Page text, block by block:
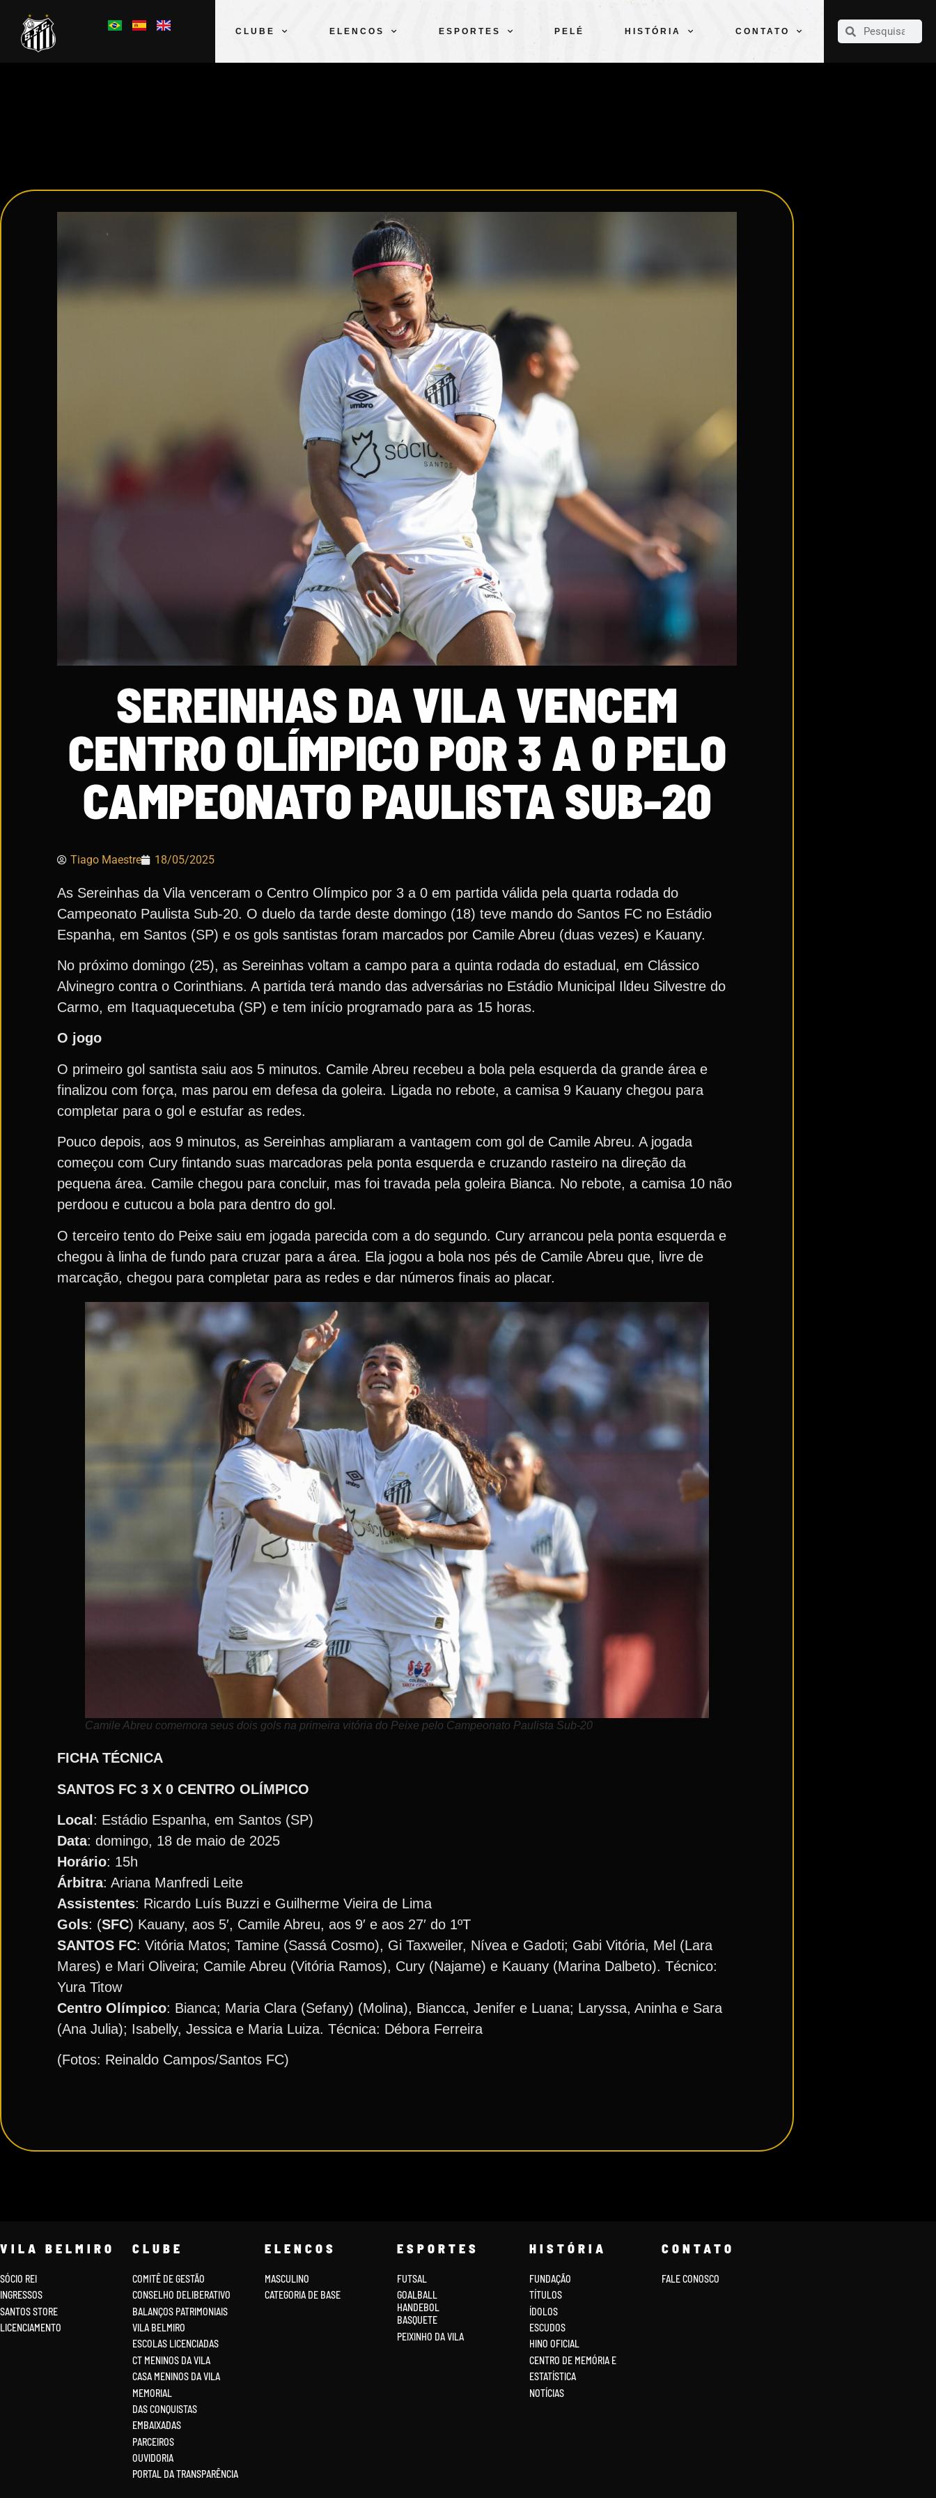
CLUBE ELENCOS ESPORTES PELÉ HISTÓRIA CONTATO
CLUBE
SEREINHAS DA VILA VENCEM
CENTRO OLÍMPICO POR 3 A 0 PELO
CAMPEONATO PAULISTA SUB-20
Tiago Maestre 18/05/2025
As Sereinhas da Vila venceram o Centro Olímpico por 3 a 0 em partida válida pela quarta rodada do
Campeonato Paulista Sub-20. O duelo da tarde deste domingo (18) teve mando do Santos FC no Estádio
Espanha, em Santos (SP) e os gols santistas foram marcados por Camile Abreu (duas vezes) e Kauany.
No próximo domingo (25), as Sereinhas voltam a campo para a quinta rodada do estadual, em Clássico
Alvinegro contra o Corinthians. A partida terá mando das adversárias no Estádio Municipal Ildeu Silvestre do
Carmo, em Itaquaquecetuba (SP) e tem início programado para as 15 horas.
O jogo
O primeiro gol santista saiu aos 5 minutos. Camile Abreu recebeu a bola pela esquerda da grande área e
finalizou com força, mas parou em defesa da goleira. Ligada no rebote, a camisa 9 Kauany chegou para
completar para o gol e estufar as redes.
Pouco depois, aos 9 minutos, as Sereinhas ampliaram a vantagem com gol de Camile Abreu. A jogada
começou com Cury fintando suas marcadoras pela ponta esquerda e cruzando rasteiro na direção da
pequena área. Camile chegou para concluir, mas foi travada pela goleira Bianca. No rebote, a camisa 10 não
perdoou e cutucou a bola para dentro do gol.
O terceiro tento do Peixe saiu em jogada parecida com a do segundo. Cury arrancou pela ponta esquerda e
chegou à linha de fundo para cruzar para a área. Ela jogou a bola nos pés de Camile Abreu que, livre de
marcação, chegou para completar para as redes e dar números finais ao placar.
Camile Abreu comemora seus dois gols na primeira vitória do Peixe pelo Campeonato Paulista Sub-20
FICHA TÉCNICA
SANTOS FC 3 X 0 CENTRO OLÍMPICO
Local : Estádio Espanha, em Santos (SP)
Data: domingo, 18 de maio de 2025
Horário: 15h
Árbitra: Ariana Manfredi Leite
Assistentes: Ricardo Luís Buzzi e Guilherme Vieira de Lima
Gols: (SFC) Kauany, aos 5′, Camile Abreu, aos 9′ e aos 27′ do 1ºT
SANTOS FC: Vitória Matos; Tamine (Sassá Cosmo), Gi Taxweiler, Nívea e Gadoti; Gabi Vitória, Mel (Lara
Mares) e Mari Oliveira; Camile Abreu (Vitória Ramos), Cury (Najame) e Kauany (Marina Dalbeto). Técnico:
Yura Titow
Centro Olímpico: Bianca; Maria Clara (Sefany) (Molina), Biancca, Jenifer e Luana; Laryssa, Aninha e Sara
(Ana Julia); Isabelly, Jessica e Maria Luiza. Técnica: Débora Ferreira
(Fotos: Reinaldo Campos/Santos FC)
VILA BELMIRO
SÓCIO REI
INGRESSOS
SANTOS STORE
LICENCIAMENTO
CLUBE
COMITÊ DE GESTÃO
CONSELHO DELIBERATIVO
BALANÇOS PATRIMONIAIS
VILA BELMIRO
ESCOLAS LICENCIADAS
CT MENINOS DA VILA
CASA MENINOS DA VILA
MEMORIAL
DAS CONQUISTAS
EMBAIXADAS
PARCEIROS
OUVIDORIA
PORTAL DA TRANSPARÊNCIA
ELENCOS
MASCULINO
CATEGORIA DE BASE
ESPORTES
FUTSAL
GOALBALL
HANDEBOL
BASQUETE
PEIXINHO DA VILA
HISTÓRIA
FUNDAÇÃO
TÍTULOS
ÍDOLOS
ESCUDOS
HINO OFICIAL
CENTRO DE MEMÓRIA E
ESTATÍSTICA
NOTÍCIAS
CONTATO
FALE CONOSCO